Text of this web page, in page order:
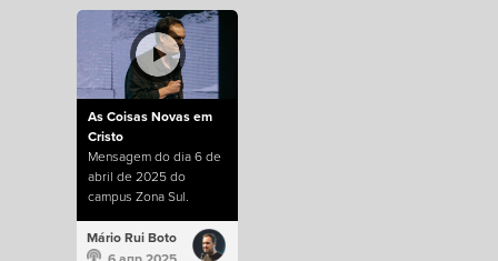
As Coisas Novas em
Cristo
Mensagem do dia 6 de
abril de 2025 do
campus Zona Sul.
Mário Rui Boto